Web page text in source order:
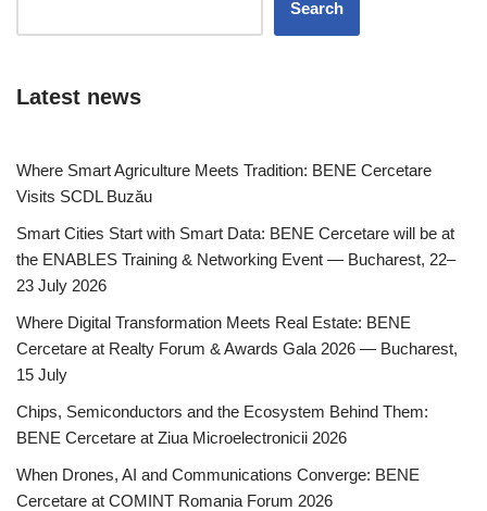
Search
Latest news
Where Smart Agriculture Meets Tradition: BENE Cercetare
Visits SCDL Buzău
Smart Cities Start with Smart Data: BENE Cercetare will be at
the ENABLES Training & Networking Event — Bucharest, 22–
23 July 2026
Where Digital Transformation Meets Real Estate: BENE
Cercetare at Realty Forum & Awards Gala 2026 — Bucharest,
15 July
Chips, Semiconductors and the Ecosystem Behind Them:
BENE Cercetare at Ziua Microelectronicii 2026
When Drones, AI and Communications Converge: BENE
Cercetare at COMINT Romania Forum 2026